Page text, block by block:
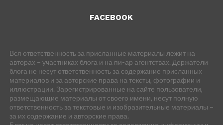
FACEBOOK
Вся ответственность за присланные материалы лежит на
авторах – участниках блога и на пи-ар агентствах. Держатели
блога не несут ответственность за содержание присланных
материалов и за авторские права на тексты, фотографии и
иллюстрации. Зарегистрированные на сайте пользователи,
размещающие материалы от своего имени, несут полную
ответственность за текстовые и изобразительные материалы –
за их содержание и авторские права.